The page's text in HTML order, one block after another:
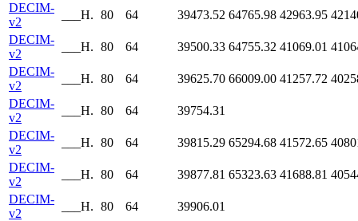
DECIM-
v2
___H. 80 64 39473.52 64765.98 42963.95
DECIM-
v2
___H. 80 64 39500.33 64755.32 41069.01
DECIM-
v2
___H. 80 64 39625.70 66009.00 41257.72
DECIM-
v2
___H. 80 64
39754.31
DECIM-
v2
___H. 80 64 39815.29 65294.68 41572.65
DECIM-
v2
___H. 80 64 39877.81 65323.63 41688.81
DECIM-
v2
___H. 80 64
39906.01